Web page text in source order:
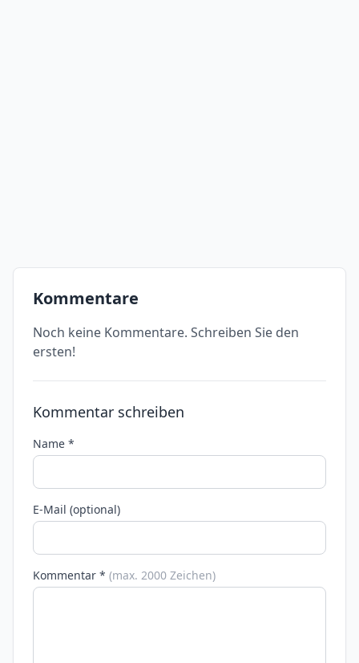
Kommentare
Noch keine Kommentare. Schreiben Sie den
ersten!
Kommentar schreiben
Name *
E-Mail (optional)
Kommentar * (max. 2000 Zeichen)